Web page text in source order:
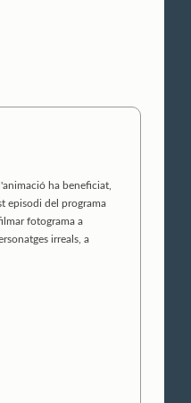
ha beneficiat,
episodi del programa
fotograma a
irreals, a